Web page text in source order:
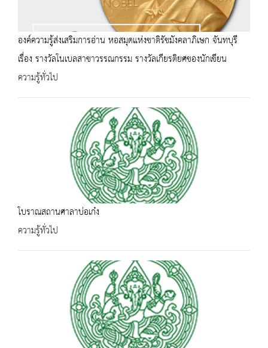
องค์ความรู้ส่งเสริมการอ่าน หอสมุดแห่งชาติรัชมังคลาภิเษก จันทบุรี
เรื่อง รางวัลโนเบลสาขาวรรณกรรม รางวัลเกียรติยศของนักเขียน
ความรู้ทั่วไป
โบราณสถานศาลาบ่อเก๋ง
ความรู้ทั่วไป